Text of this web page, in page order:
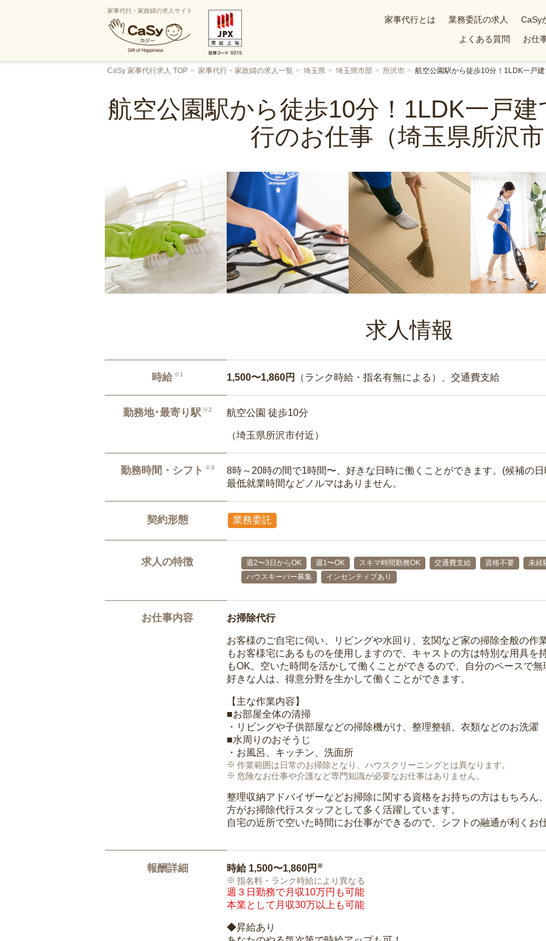
家事代行・家政婦の求人サイト
家事代行とは 業務委託の求人 CaSy
よくある質問
お仕
CaSy 家事代行求人 TOP 家事代行・家政婦の求人一覧 埼玉県 埼玉県市部 所沢市 航空公園駅から徒歩10分！1LDK一戸
航空公園駅から徒歩10分！1LDK一戸
行のお仕事（埼玉県所沢市
求人情報
時給 ※1 1,500〜1,860円 （ランク時給・指名有無による）、交通費支給
勤務地･最寄り駅 ※2 航空公園 徒歩10分
（埼玉県所沢市付近）
勤務時間・シフト ※3
8時～20時の間で1時間〜、好きな日時に働くことができます。(候補の
最低就業時間などノルマはありません。
契約形態 業務委託
求人の特徴 週2〜3日からOK 週1〜OK スキマ時間勤務OK 交通費支給 資格不要 未経
ハウスキーパー募集
インセンティブあり
お仕事内容 お掃除代行
お客様のご自宅に伺い、リビングや水回り、玄関など家の掃除全般の作
もお客様宅にあるものを使用しますので、キャストの方は特別な用具を
もOK。空いた時間を活かして働くことができるので、自分のペースで
好きな人は、得意分野を生かして働くことができます。
【主な作業内容】
■お部屋全体の清掃
・リビングや子供部屋などの掃除機がけ、整理整頓、衣類などのお洗濯
■水周りのおそうじ
・お風呂、キッチン、洗面所
作業範囲は日常のお掃除となり、ハウスクリーニングとは異なります。
危険なお仕事や介護など専門知識が必要なお仕事はありません。
整理収納アドバイザーなどお掃除に関する資格をお持ちの方はもちろん
方がお掃除代行スタッフとして多く活躍しています。
自宅の近所で空いた時間にお仕事ができるので、シフトの融通が利くお
報酬詳細 時給 1,500〜1,860円 ※
指名料・ランク時給により異なる
週３日勤務で月収10万円も可能
本業として月収30万以上も可能
◆昇給あり